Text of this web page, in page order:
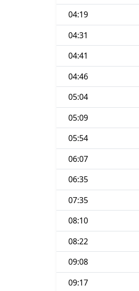
04:19
04:31
04:41
04:46
05:04
05:09
05:54
06:07
06:35
07:35
08:10
08:22
09:08
09:17